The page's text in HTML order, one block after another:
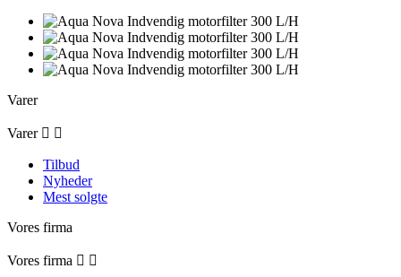
Varer
Varer  
Tilbud
Nyheder
Mest solgte
Vores firma
Vores firma  